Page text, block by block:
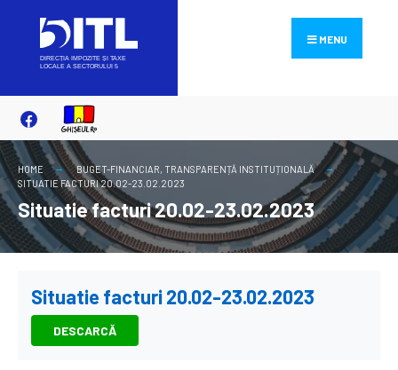
content
MENU
HOME BUGET-FINANCIAR, TRANSPARENȚĂ INSTITUȚIONALĂ
SITUATIE FACTURI 20.02-23.02.2023
Situatie facturi 20.02-23.02.2023
Situatie facturi 20.02-23.02.2023
DESCARCĂ
for: